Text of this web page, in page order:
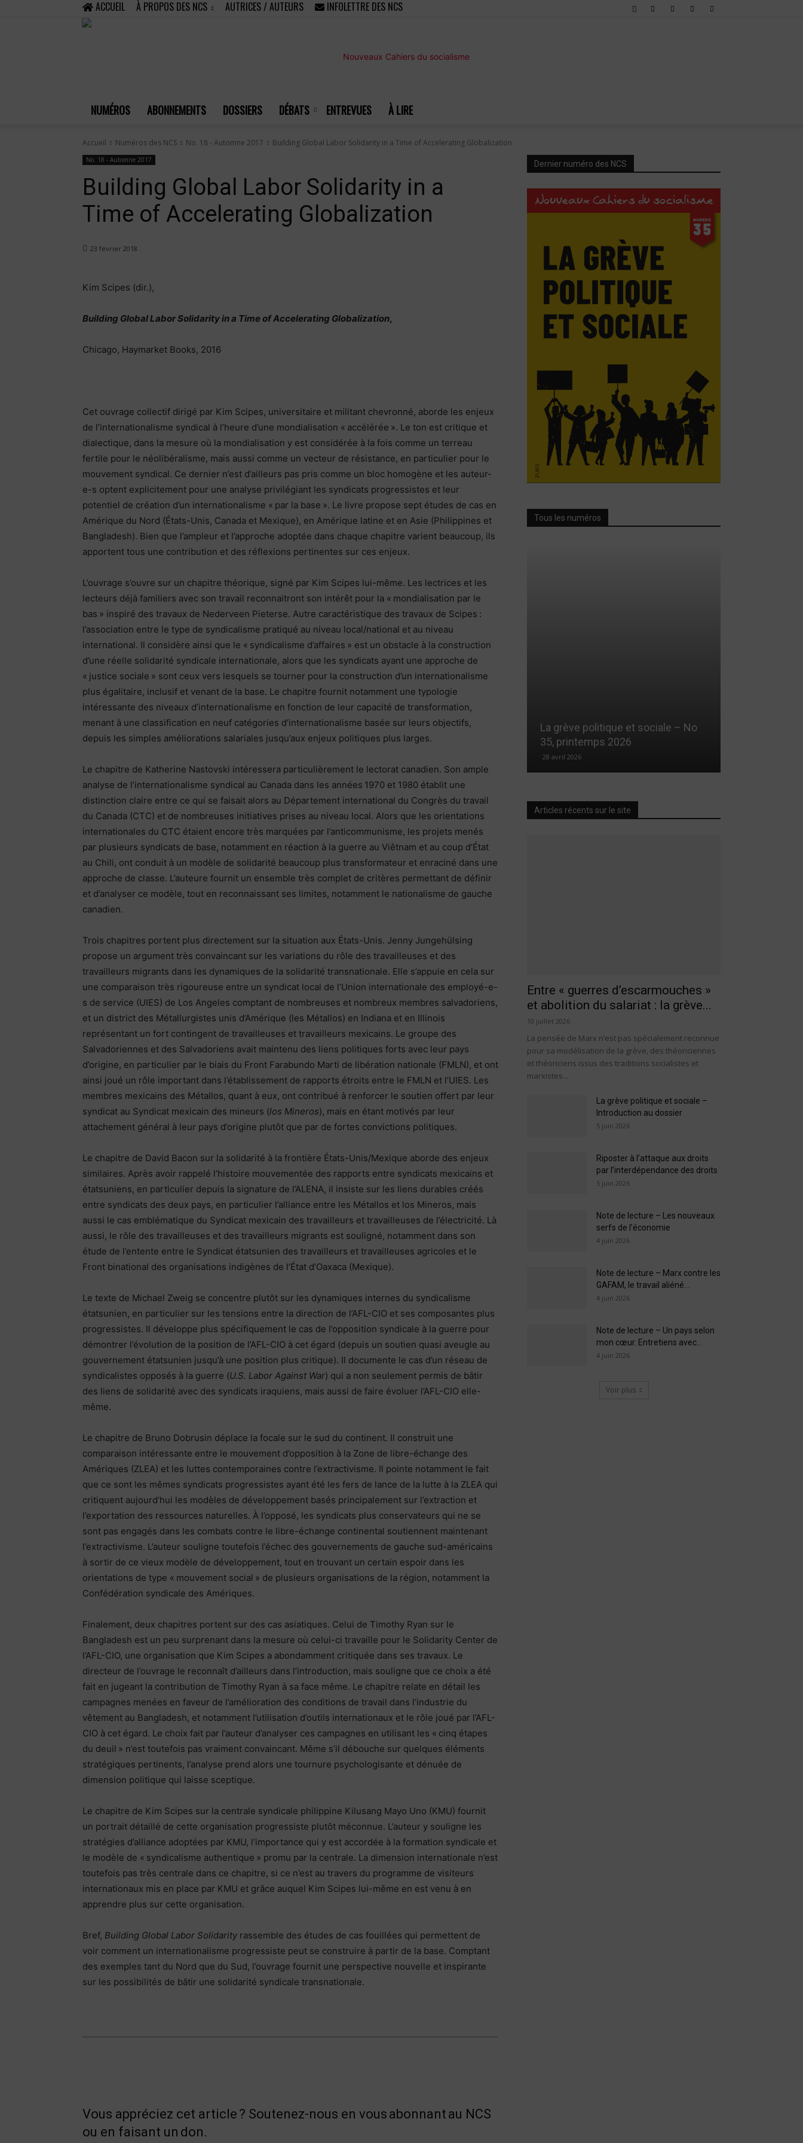
ACCUEIL À PROPOS DES NCS AUTRICES / AUTEURS INFOLETTRE DES NCS
Cahiers
NUMÉROS ABONNEMENTS DOSSIERS DÉBATS ENTREVUES À LIRE
Accueil Numéros des NCS No. 18 - Automne 2017 Building Global Labor Solidarity in a Time of Accelerating Globalization
No. 18 - Automne 2017
Building Global Labor Solidarity in a
Time of Accelerating Globalization
23 février 2018
Kim Scipes (dir.),
Building Global Labor Solidarity in a Time of Accelerating Globalization,
Chicago, Haymarket Books, 2016
Cet ouvrage collectif dirigé par Kim Scipes, universitaire et militant chevronné, aborde les enjeux
de l’internationalisme syndical à l’heure d’une mondialisation « accélérée ». Le ton est critique et
dialectique, dans la mesure où la mondialisation y est considérée à la fois comme un terreau
fertile pour le néolibéralisme, mais aussi comme un vecteur de résistance, en particulier pour le
mouvement syndical. Ce dernier n’est d’ailleurs pas pris comme un bloc homogène et les auteur-
e-s optent explicitement pour une analyse privilégiant les syndicats progressistes et leur
potentiel de création d’un internationalisme « par la base ». Le livre propose sept études de cas en
Amérique du Nord (États-Unis, Canada et Mexique), en Amérique latine et en Asie (Philippines et
Bangladesh). Bien que l’ampleur et l’approche adoptée dans chaque chapitre varient beaucoup, ils
apportent tous une contribution et des réflexions pertinentes sur ces enjeux.
L’ouvrage s’ouvre sur un chapitre théorique, signé par Kim Scipes lui-même. Les lectrices et les
lecteurs déjà familiers avec son travail reconnaitront son intérêt pour la « mondialisation par le
bas » inspiré des travaux de Nederveen Pieterse. Autre caractéristique des travaux de Scipes :
l’association entre le type de syndicalisme pratiqué au niveau local/national et au niveau
international. Il considère ainsi que le « syndicalisme d’affaires » est un obstacle à la construction
d’une réelle solidarité syndicale internationale, alors que les syndicats ayant une approche de
« justice sociale » sont ceux vers lesquels se tourner pour la construction d’un internationalisme
plus égalitaire, inclusif et venant de la base. Le chapitre fournit notamment une typologie
intéressante des niveaux d’internationalisme en fonction de leur capacité de transformation,
menant à une classification en neuf catégories d’internationalisme basée sur leurs objectifs,
depuis les simples améliorations salariales jusqu’aux enjeux politiques plus larges.
Le chapitre de Katherine Nastovski intéressera particulièrement le lectorat canadien. Son ample
analyse de l’internationalisme syndical au Canada dans les années 1970 et 1980 établit une
distinction claire entre ce qui se faisait alors au Département international du Congrès du travail
du Canada (CTC) et de nombreuses initiatives prises au niveau local. Alors que les orientations
internationales du CTC étaient encore très marquées par l’anticommunisme, les projets menés
par plusieurs syndicats de base, notamment en réaction à la guerre au Viêtnam et au coup d’État
au Chili, ont conduit à un modèle de solidarité beaucoup plus transformateur et enraciné dans une
approche de classe. L’auteure fournit un ensemble très complet de critères permettant de définir
et d’analyser ce modèle, tout en reconnaissant ses limites, notamment le nationalisme de gauche
canadien.
Trois chapitres portent plus directement sur la situation aux États-Unis. Jenny Jungehülsing
propose un argument très convaincant sur les variations du rôle des travailleuses et des
travailleurs migrants dans les dynamiques de la solidarité transnationale. Elle s’appuie en cela sur
une comparaison très rigoureuse entre un syndicat local de l’Union internationale des employé-e-
s de service (UIES) de Los Angeles comptant de nombreuses et nombreux membres salvadoriens,
et un district des Métallurgistes unis d’Amérique (les Métallos) en Indiana et en Illinois
représentant un fort contingent de travailleuses et travailleurs mexicains. Le groupe des
Salvadoriennes et des Salvadoriens avait maintenu des liens politiques forts avec leur pays
d’origine, en particulier par le biais du Front Farabundo Marti de libération nationale (FMLN), et ont
ainsi joué un rôle important dans l’établissement de rapports étroits entre le FMLN et l’UIES. Les
membres mexicains des Métallos, quant à eux, ont contribué à renforcer le soutien offert par leur
syndicat au Syndicat mexicain des mineurs (los Mineros), mais en étant motivés par leur
attachement général à leur pays d’origine plutôt que par de fortes convictions politiques.
Le chapitre de David Bacon sur la solidarité à la frontière États-Unis/Mexique aborde des enjeux
similaires. Après avoir rappelé l’histoire mouvementée des rapports entre syndicats mexicains et
étatsuniens, en particulier depuis la signature de l’ALENA, il insiste sur les liens durables créés
entre syndicats des deux pays, en particulier l’alliance entre les Métallos et los Mineros, mais
aussi le cas emblématique du Syndicat mexicain des travailleurs et travailleuses de l’électricité. Là
aussi, le rôle des travailleuses et des travailleurs migrants est souligné, notamment dans son
étude de l’entente entre le Syndicat étatsunien des travailleurs et travailleuses agricoles et le
Front binational des organisations indigènes de l’État d’Oaxaca (Mexique).
Le texte de Michael Zweig se concentre plutôt sur les dynamiques internes du syndicalisme
étatsunien, en particulier sur les tensions entre la direction de l’AFL-CIO et ses composantes plus
progressistes. Il développe plus spécifiquement le cas de l’opposition syndicale à la guerre pour
démontrer l’évolution de la position de l’AFL-CIO à cet égard (depuis un soutien quasi aveugle au
gouvernement étatsunien jusqu’à une position plus critique). Il documente le cas d’un réseau de
syndicalistes opposés à la guerre (U.S. Labor Against War) qui a non seulement permis de bâtir
des liens de solidarité avec des syndicats iraquiens, mais aussi de faire évoluer l’AFL-CIO elle-
même.
Le chapitre de Bruno Dobrusin déplace la focale sur le sud du continent. Il construit une
comparaison intéressante entre le mouvement d’opposition à la Zone de libre-échange des
Amériques (ZLEA) et les luttes contemporaines contre l’extractivisme. Il pointe notamment le fait
que ce sont les mêmes syndicats progressistes ayant été les fers de lance de la lutte à la ZLEA qui
critiquent aujourd’hui les modèles de développement basés principalement sur l’extraction et
l’exportation des ressources naturelles. À l’opposé, les syndicats plus conservateurs qui ne se
sont pas engagés dans les combats contre le libre-échange continental soutiennent maintenant
l’extractivisme. L’auteur souligne toutefois l’échec des gouvernements de gauche sud-américains
à sortir de ce vieux modèle de développement, tout en trouvant un certain espoir dans les
orientations de type « mouvement social » de plusieurs organisations de la région, notamment la
Confédération syndicale des Amériques.
Finalement, deux chapitres portent sur des cas asiatiques. Celui de Timothy Ryan sur le
Bangladesh est un peu surprenant dans la mesure où celui-ci travaille pour le Solidarity Center de
l’AFL-CIO, une organisation que Kim Scipes a abondamment critiquée dans ses travaux. Le
directeur de l’ouvrage le reconnaît d’ailleurs dans l’introduction, mais souligne que ce choix a été
fait en jugeant la contribution de Timothy Ryan à sa face même. Le chapitre relate en détail les
campagnes menées en faveur de l’amélioration des conditions de travail dans l’industrie du
vêtement au Bangladesh, et notamment l’utilisation d’outils internationaux et le rôle joué par l’AFL-
CIO à cet égard. Le choix fait par l’auteur d’analyser ces campagnes en utilisant les « cinq étapes
du deuil » n’est toutefois pas vraiment convaincant. Même s’il débouche sur quelques éléments
stratégiques pertinents, l’analyse prend alors une tournure psychologisante et dénuée de
dimension politique qui laisse sceptique.
Le chapitre de Kim Scipes sur la centrale syndicale philippine Kilusang Mayo Uno (KMU) fournit
un portrait détaillé de cette organisation progressiste plutôt méconnue. L’auteur y souligne les
stratégies d’alliance adoptées par KMU, l’importance qui y est accordée à la formation syndicale et
le modèle de « syndicalisme authentique » promu par la centrale. La dimension internationale n’est
toutefois pas très centrale dans ce chapitre, si ce n’est au travers du programme de visiteurs
internationaux mis en place par KMU et grâce auquel Kim Scipes lui-même en est venu à en
apprendre plus sur cette organisation.
Bref, Building Global Labor Solidarity rassemble des études de cas fouillées qui permettent de
voir comment un internationalisme progressiste peut se construire à partir de la base. Comptant
des exemples tant du Nord que du Sud, l’ouvrage fournit une perspective nouvelle et inspirante
sur les possibilités de bâtir une solidarité syndicale transnationale.
Vous appréciez cet article ? Soutenez-nous en vous abonnant au NCS
ou en faisant un don.
Dernier numéro des NCS
Tous les numéros
La grève politique et sociale – No
35, printemps 2026
28 avril 2026
Articles récents sur le site
Entre « guerres d’escarmouches »
et abolition du salariat : la grève...
10 juillet 2026
La pensée de Marx n’est pas spécialement reconnue
pour sa modélisation de la grève, des théoriciennes
et théoriciens issus des traditions socialistes et
marxistes...
La grève politique et sociale –
Introduction au dossier
5 juin 2026
Riposter à l’attaque aux droits
par l’interdépendance des droits
5 juin 2026
Note de lecture – Les nouveaux
serfs de l’économie
4 juin 2026
Note de lecture – Marx contre les
GAFAM, le travail aliéné...
4 juin 2026
Note de lecture – Un pays selon
mon cœur. Entretiens avec...
4 juin 2026
Voir plus